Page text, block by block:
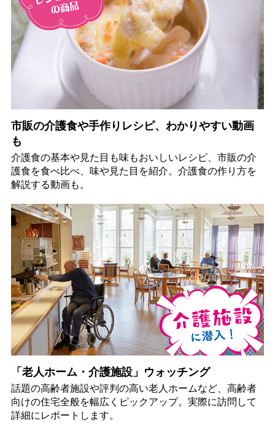
市販の介護食や手作りレシピ、わかりやすい動画
も
介護食の基本や見た目も味もおいしいレシピ、市販の介
護食を食べ比べ、味や見た目を紹介。介護食の作り方を
解説する動画も。
「老人ホーム・介護施設」ウォッチング
話題の高齢者施設や評判の高い老人ホームなど、高齢者
向けの住宅全般を幅広くピックアップ。実際に訪問して
詳細にレポートします。